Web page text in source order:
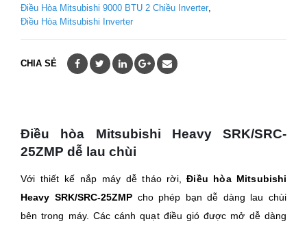
Điều Hòa Mitsubishi 9000 BTU 2 Chiều Inverter
Điều Hòa Mitsubishi Inverter
CHIA SẺ
Điều hòa Mitsubishi Heavy SRK/SRC-
25ZMP dễ lau chùi
Với thiết kế nắp máy dễ tháo rời,Điều hòa Mitsubishi
Heavy SRK/SRC-25ZMP cho phép bạn dễ dàng lau chùi
bên trong máy. Các cánh quạt điều gió được mở dễ dàng